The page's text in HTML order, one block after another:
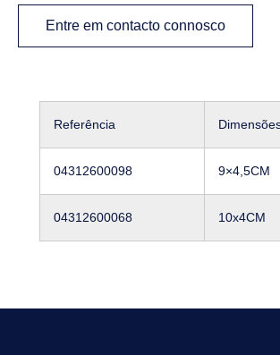
Entre em contacto connosco
Referência
04312600098 9×4,5CM
04312600068 10x4CM